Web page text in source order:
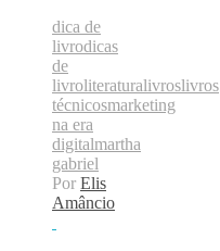
dica de
livrodicas
de
livroliteraturalivroslivros
técnicosmarketing
na era
digitalmartha
gabriel
Por Elis
Amâncio